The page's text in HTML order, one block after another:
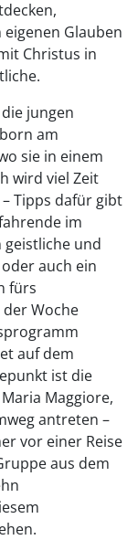
Glauben
Christus in
jungen
am
sie in einem
wird viel Zeit
Tipps dafür gibt
im
geistliche und
auch ein
fürs
Woche
auf dem
ist die
Maggiore,
antreten –
vor einer Reise
aus dem